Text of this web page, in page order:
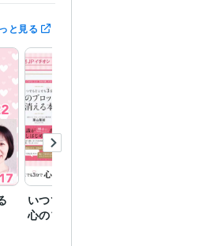
と見る
いつでもどこでも３分で
心のブロックが消える